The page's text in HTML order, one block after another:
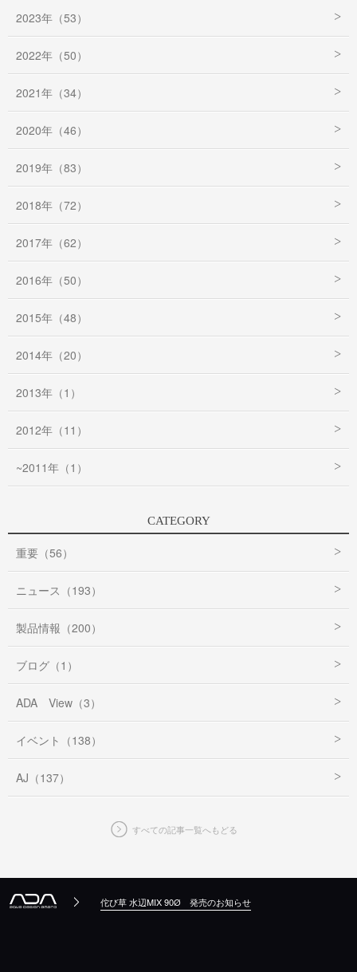
2023年（53）
2022年（50）
2021年（34）
2020年（46）
2019年（83）
2018年（72）
2017年（62）
2016年（50）
2015年（48）
2014年（20）
2013年（1）
2012年（11）
~2011年（1）
CATEGORY
重要（56）
ニュース（193）
製品情報（200）
ブログ（1）
ADA View（3）
イベント（138）
AJ（137）
すべての記事一覧へもどる
佗び草 水辺MIX 90Ø 発売のお知らせ